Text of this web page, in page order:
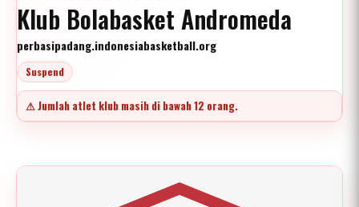
Klub Bolabasket Andromeda
perbasipadang.indonesiabasketball.org
Suspend
⚠ Jumlah atlet klub masih di bawah 12 orang.